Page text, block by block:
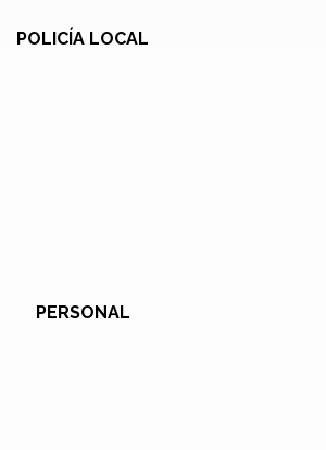
POLICÍA LOCAL
PERSONAL